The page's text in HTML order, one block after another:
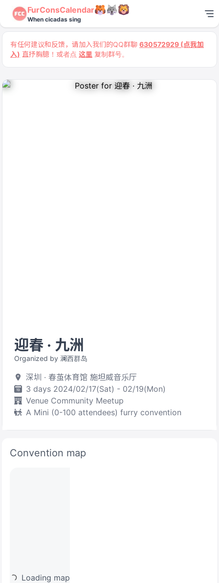
FurConsCalendar
When cicadas sing
有任何建议和反馈，请加入我们的QQ群聊 630572929 (点我加
入) 直抒胸臆！或者点 这里 复制群号。
迎春 · 九洲
Organized by 澜西群岛
深圳 · 春茧体育馆 施坦威音乐厅
3 days 2024/02/17(Sat) - 02/19(Mon)
Venue Community Meetup
A Mini (0-100 attendees) furry convention
Convention map
Loading map